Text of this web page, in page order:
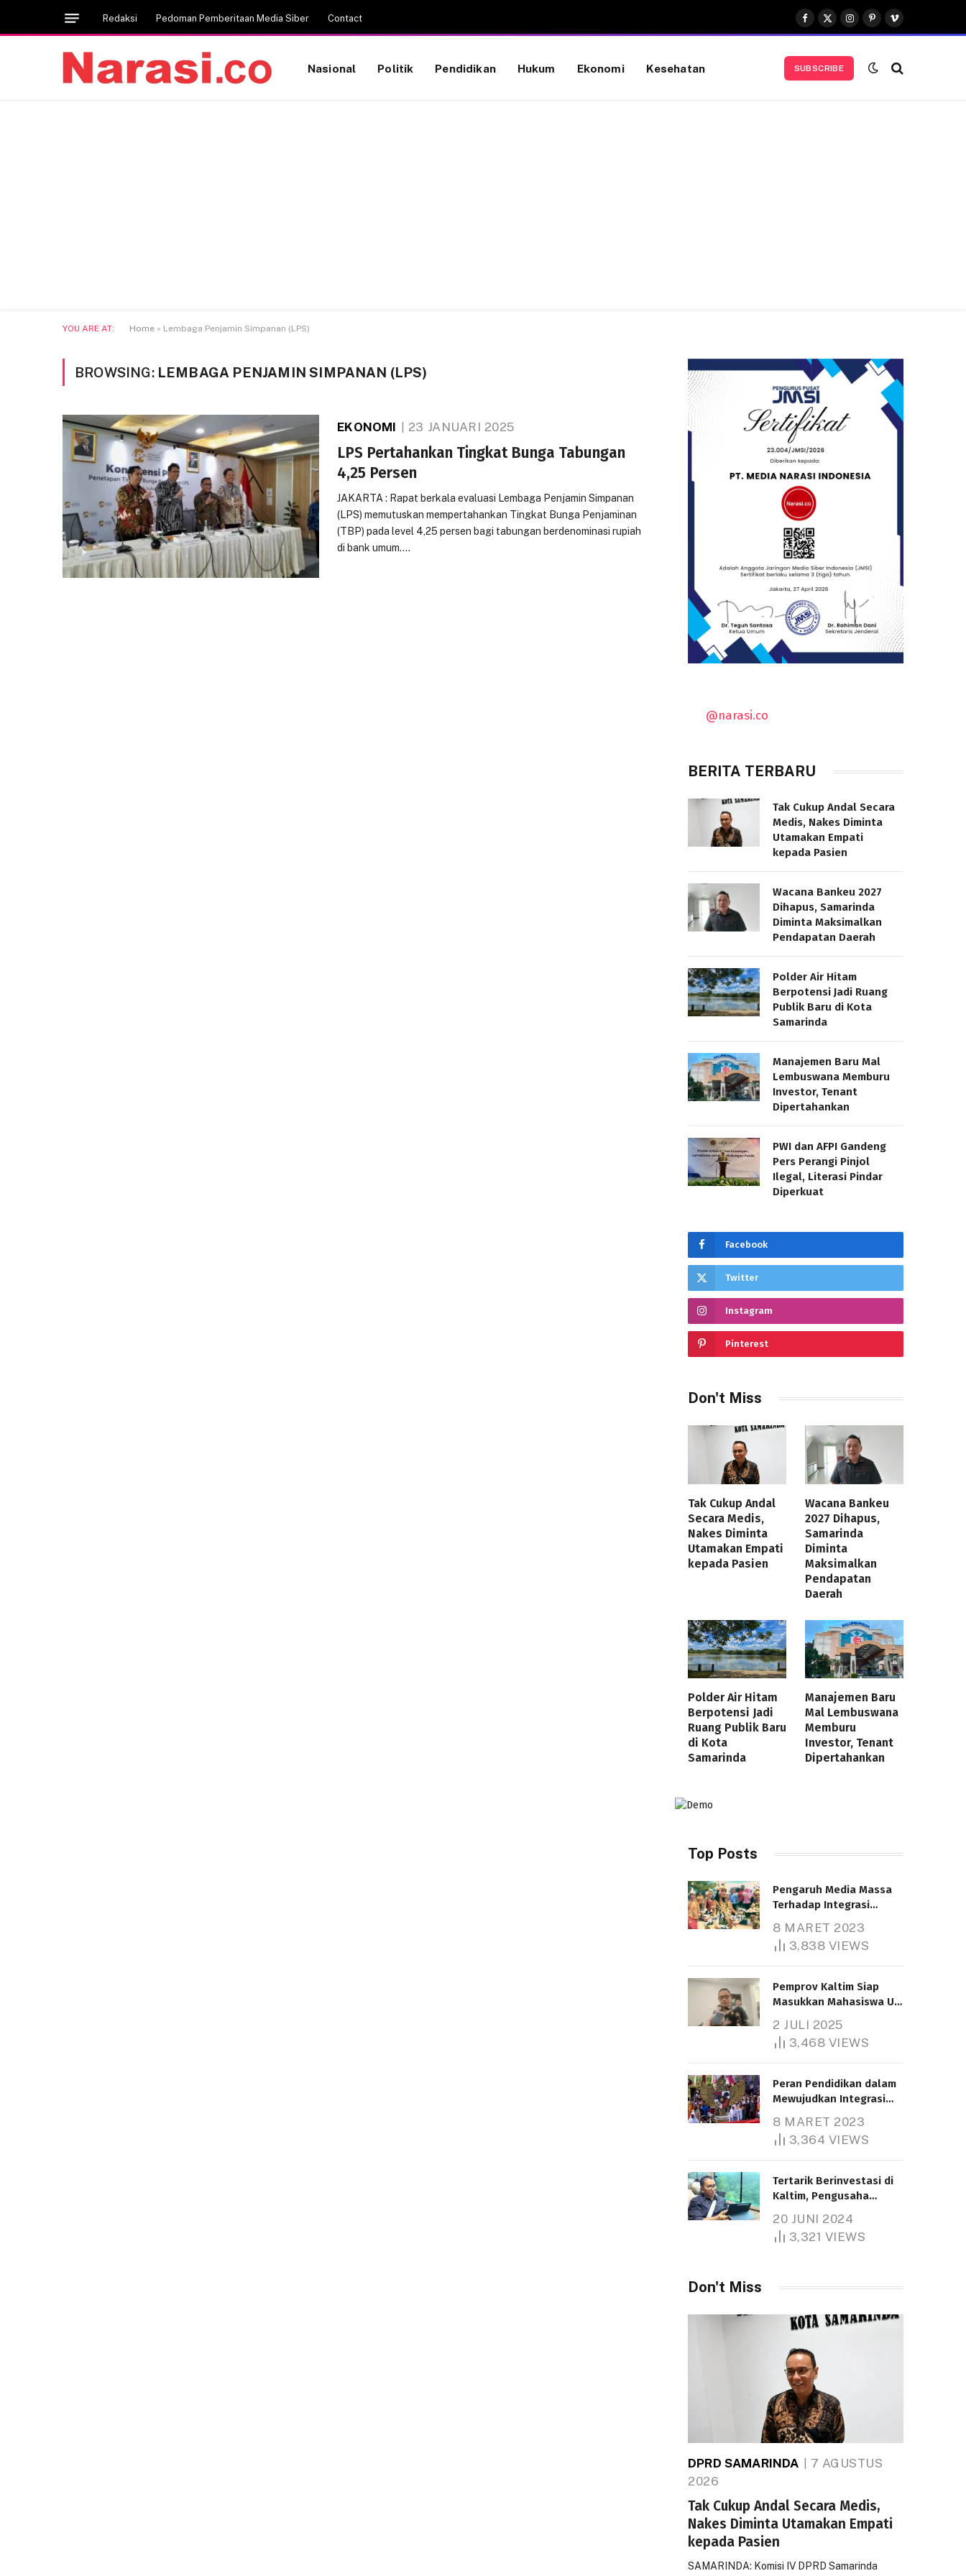
Redaksi Pedoman Pemberitaan Media Siber Contact
Facebook
X
(Twitter)
Instagram
Pinterest
Vimeo
Nasional Politik Pendidikan Hukum Ekonomi Kesehatan SUBSCRIBE
YOU ARE AT: Home » Lembaga Penjamin Simpanan (LPS)
BROWSING: LEMBAGA PENJAMIN SIMPANAN (LPS)
EKONOMI 23 JANUARI 2025
LPS Pertahankan Tingkat Bunga Tabungan
4,25 Persen
JAKARTA : Rapat berkala evaluasi Lembaga Penjamin Simpanan
(LPS) memutuskan mempertahankan Tingkat Bunga Penjaminan
(TBP) pada level 4,25 persen bagi tabungan berdenominasi rupiah
di bank umum.…
@narasi.co
BERITA TERBARU
Tak Cukup Andal Secara
Medis, Nakes Diminta
Utamakan Empati
kepada Pasien
Wacana Bankeu 2027
Dihapus, Samarinda
Diminta Maksimalkan
Pendapatan Daerah
Polder Air Hitam
Berpotensi Jadi Ruang
Publik Baru di Kota
Samarinda
Manajemen Baru Mal
Lembuswana Memburu
Investor, Tenant
Dipertahankan
PWI dan AFPI Gandeng
Pers Perangi Pinjol
Ilegal, Literasi Pindar
Diperkuat
Facebook
Twitter
Instagram
Pinterest
Don't Miss
Tak Cukup Andal
Secara Medis,
Nakes Diminta
Utamakan Empati
kepada Pasien
Wacana Bankeu
2027 Dihapus,
Samarinda
Diminta
Maksimalkan
Pendapatan
Daerah
Polder Air Hitam
Berpotensi Jadi
Ruang Publik Baru
di Kota
Samarinda
Manajemen Baru
Mal Lembuswana
Memburu
Investor, Tenant
Dipertahankan
Top Posts
Pengaruh Media Massa
Terhadap Integrasi
8 MARET 2023
3,838 VIEWS
Pemprov Kaltim Siap
Masukkan Mahasiswa UT
Bantuan Pendidikan
Gratispol
2 JULI 2025
3,468 VIEWS
Peran Pendidikan dalam
Mewujudkan Integrasi
8 MARET 2023
3,364 VIEWS
Tertarik Berinvestasi di
Kaltim, Pengusaha
1.000 Hektare
20 JUNI 2024
3,321 VIEWS
Don't Miss
DPRD SAMARINDA
7 AGUSTUS
2026
Tak Cukup Andal Secara Medis,
Nakes Diminta Utamakan Empati
kepada Pasien
SAMARINDA: Komisi IV DPRD Samarinda